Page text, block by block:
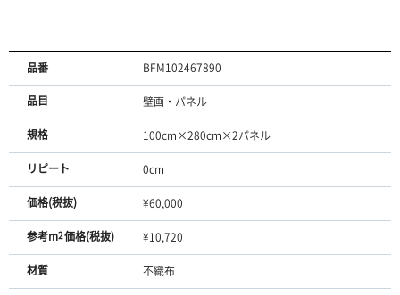
品番 BFM102467890
品目 壁画・パネル
規格 100cm×280cm×2パネル
リピート 0cm
価格(税抜) ¥60,000
参考m2価格(税抜) ¥10,720
材質 不織布